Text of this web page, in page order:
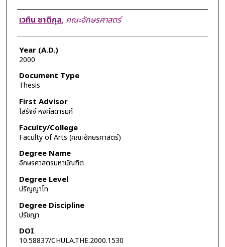
Author
เวทิน ชาติกุล, คณะอักษรศาสตร์
Year (A.D.)
2000
Document Type
Thesis
First Advisor
โสรัจจ์ หงศ์ลดารมภ์
Faculty/College
Faculty of Arts (คณะอักษรศาสตร์)
Degree Name
อักษรศาสตรมหาบัณฑิต
Degree Level
ปริญญาโท
Degree Discipline
ปรัชญา
DOI
10.58837/CHULA.THE.2000.1530